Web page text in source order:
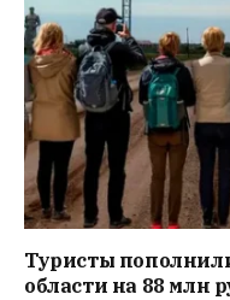
Туристы
области на 88 млн